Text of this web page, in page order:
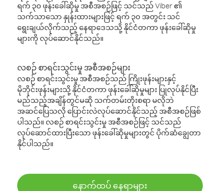
ရက် ၃၀ ဖုန်းခေါ်ဆိုမှု အစီအစဉ်ဖြင့် သင်သည် Viber ၏
သက်သာသော နှုန်းထားများဖြင့် ရက် ၃၀ အတွင်း သင်
ရွေးချယ်လိုက်သည့် နေရာဒေသသို့ နိုင်ငံတကာ ဖုန်းခေါ်ဆိုမှု
များကို လုပ်ဆောင်နိုင်သည်။
လစဉ် စာရင်းသွင်းမှု အစီအစဉ်များ
လစဉ် စာရင်းသွင်းမှု အစီအစဉ်သည် ကြိုးဖုန်းများနှင့်
မိုဘိုင်းဖုန်းများသို့ နိုင်ငံတကာ ဖုန်းခေါ်ဆိုမှုများ ပြုလုပ်နိုင်ပြီး
မည်သည့်အချိန်တွင်မဆို သက်တမ်းတိုးစရာ မလိုဘဲ
အဆင်ပြေသလို ပြောင်းလဲလုပ်ဆောင်နိုင်သည့် အစီအစဉ်ဖြစ်
ပါသည်။ လစဉ် စာရင်းသွင်းမှု အစီအစဉ်ဖြင့် သင်သည်
လုပ်ဆောင်ထားပြီးသော ဖုန်းခေါ်ဆိုမှုများတွင် ပိုက်ဆံချွေတာ
နိုင်ပါသည်။
နောက်ထပ် နေရာများ